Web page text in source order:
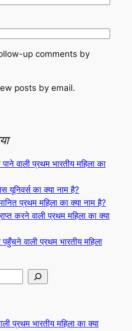
up comments by
posts by email.
वाली प्रथम भारतीय महिला का
यूनिवर्स का क्या नाम है?
प्रथम महिला का क्या नाम है?
करने वाली प्रथम महिला का क्या
वाली प्रथम भारतीय महिला
प्रथम भारतीय महिला का क्या